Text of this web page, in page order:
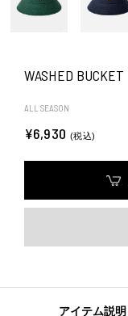
WASHED BUCKET
ALL SEASON
¥6,930 (税込)
アイテム説明